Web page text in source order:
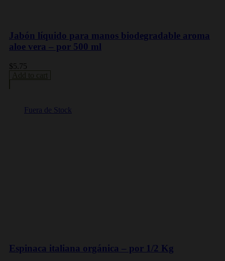
Jabón líquido para manos biodegradable aroma
aloe vera – por 500 ml
$5.75
Add to cart
Fuera de Stock
Espinaca italiana orgánica – por 1/2 Kg